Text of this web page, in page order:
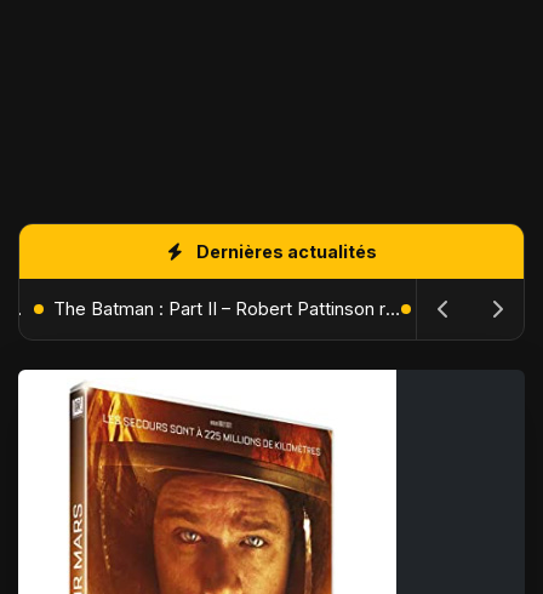
Dernières actualités
L'Âge de Glace : Le Réveil du Volcan – Manny, Sid et Diego de retour pour une aventure explosive The Batman : Part II – Robert Pattinson replonge dans les ténèbres de Gotham dès octobre 2027